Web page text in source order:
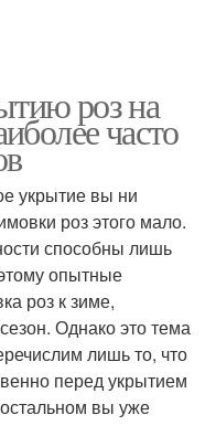
роз на
часто
укрытие вы ни
роз этого мало.
способны лишь
опытные
роз к зиме,
Однако это тема
лишь то, что
перед укрытием
вы уже